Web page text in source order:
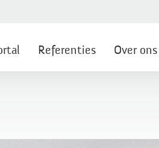
Referenties Over ons